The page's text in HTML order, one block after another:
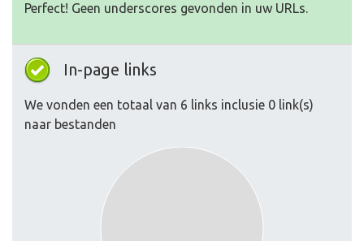
Perfect! Geen underscores gevonden in uw URLs.
In-page links
We vonden een totaal van 6 links inclusie 0 link(s)
naar bestanden